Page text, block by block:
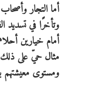
أما التجار
وتأخرًا في تسديد
أمام خيارين
مثال حيّ على
ومستوى معيشتهم